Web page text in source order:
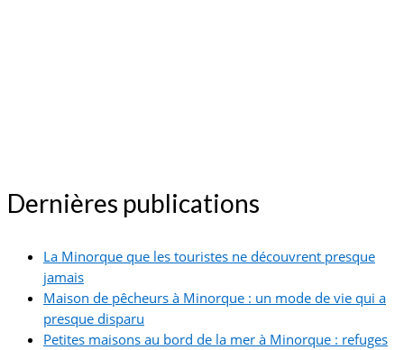
Dernières publications
La Minorque que les touristes ne découvrent presque
jamais
Maison de pêcheurs à Minorque : un mode de vie qui a
presque disparu
Petites maisons au bord de la mer à Minorque : refuges